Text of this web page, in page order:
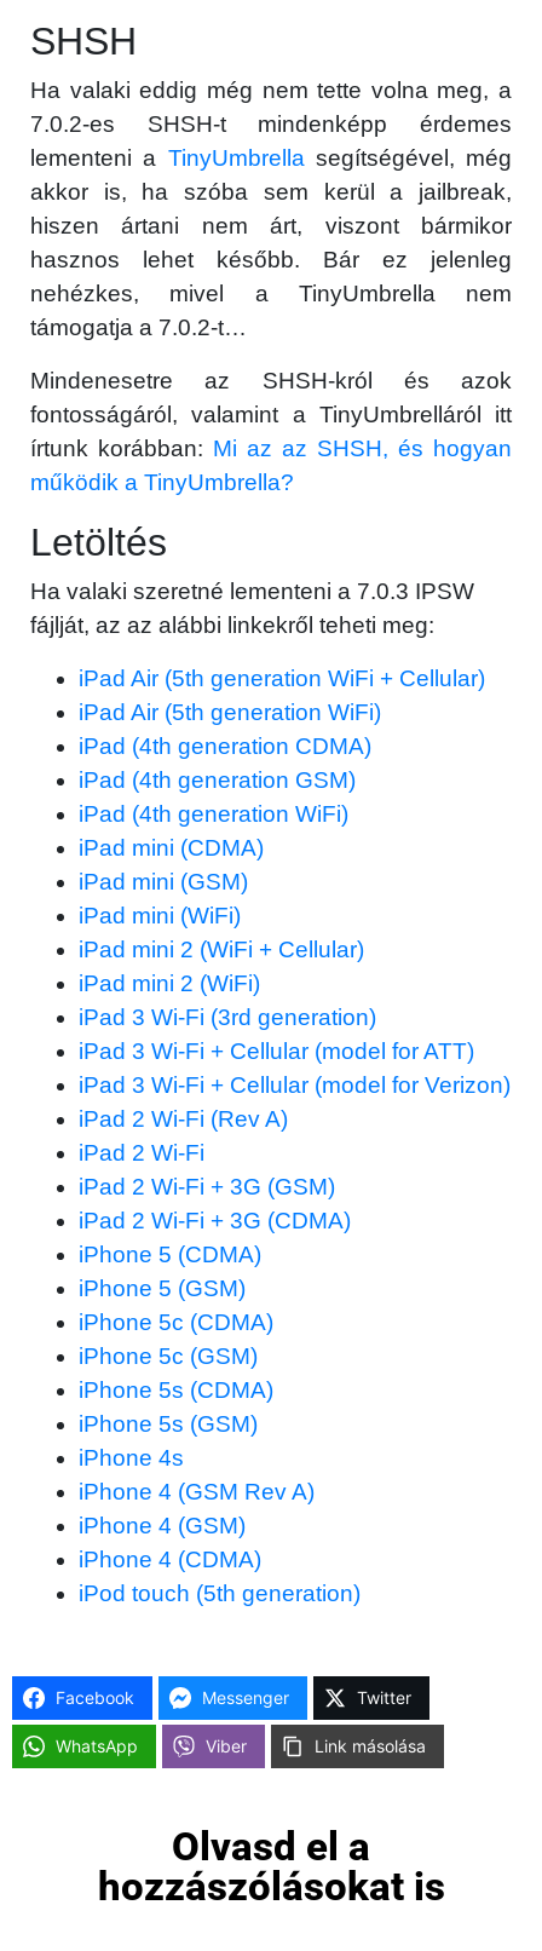
SHSH
Ha valaki eddig még nem tette volna meg, a
7.0.2-es SHSH-t mindenképp érdemes
lementeni a TinyUmbrellasegítségével, még
akkor is, ha szóba sem kerül a jailbreak,
hiszen ártani nem árt, viszont bármikor
hasznos lehet később. Bár ez jelenleg
nehézkes, mivel a TinyUmbrella nem
támogatja a 7.0.2-t…
Mindenesetre az SHSH-król és azok
fontosságáról, valamint a TinyUmbrelláról itt
írtunk korábban: Mi az az SHSH, és hogyan
működik a TinyUmbrella?
Letöltés
Ha valaki szeretné lementeni a 7.0.3 IPSW
fájlját, az az alábbi linkekről teheti meg:
iPad Air (5th generation WiFi + Cellular)
iPad Air (5th generation WiFi)
iPad (4th generation CDMA)
iPad (4th generation GSM)
iPad (4th generation WiFi)
iPad mini (CDMA)
iPad mini (GSM)
iPad mini (WiFi)
iPad mini 2 (WiFi + Cellular)
iPad mini 2 (WiFi)
iPad 3 Wi-Fi (3rd generation)
iPad 3 Wi-Fi + Cellular (model for ATT)
iPad 3 Wi-Fi + Cellular (model for Verizon)
iPad 2 Wi-Fi (Rev A)
iPad 2 Wi-Fi
iPad 2 Wi-Fi + 3G (GSM)
iPad 2 Wi-Fi + 3G (CDMA)
iPhone 5 (CDMA)
iPhone 5 (GSM)
iPhone 5c (CDMA)
iPhone 5c (GSM)
iPhone 5s (CDMA)
iPhone 5s (GSM)
iPhone 4s
iPhone 4 (GSM Rev A)
iPhone 4 (GSM)
iPhone 4 (CDMA)
iPod touch (5th generation)
Facebook Messenger Twitter
WhatsApp Viber Link másolása
Olvasd el a
hozzászólásokat is